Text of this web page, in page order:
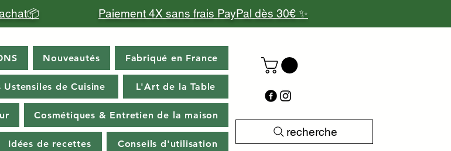
Paiement 4X sans frais PayPal dès 30€ ✨
Nouveautés Fabriqué en France
Ustensiles de Cuisine L'Art de la Table
Cosmétiques & Entretien de la maison
Idées de recettes Conseils d'utilisation
recherche